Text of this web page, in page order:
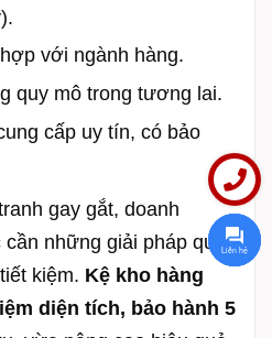
với ngành hàng.
quy mô trong tương lai.
cấp uy tín, có bảo
gay gắt, doanh
cần những giải pháp quản
kiệm. Kệ kho hàng
diện tích, bảo hành 5
Liên hệ